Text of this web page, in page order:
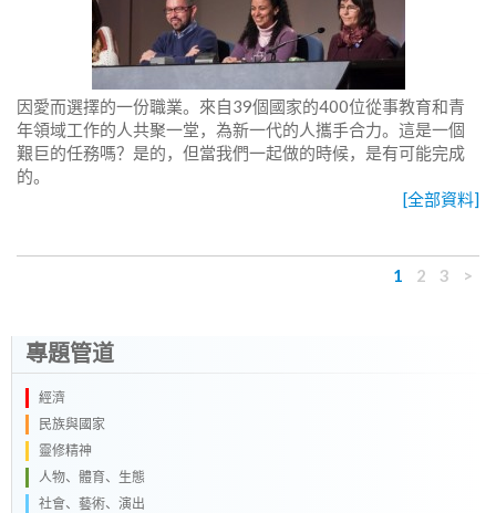
因愛而選擇的一份職業。來自39個國家的400位從事教育和青
年領域工作的人共聚一堂，為新一代的人攜手合力。這是一個
艱巨的任務嗎？是的，但當我們一起做的時候，是有可能完成
的。
[全部資料]
1 2 3 >
專題管道
經濟
民族與國家
靈修精神
人物、體育、生態
社會、藝術、演出